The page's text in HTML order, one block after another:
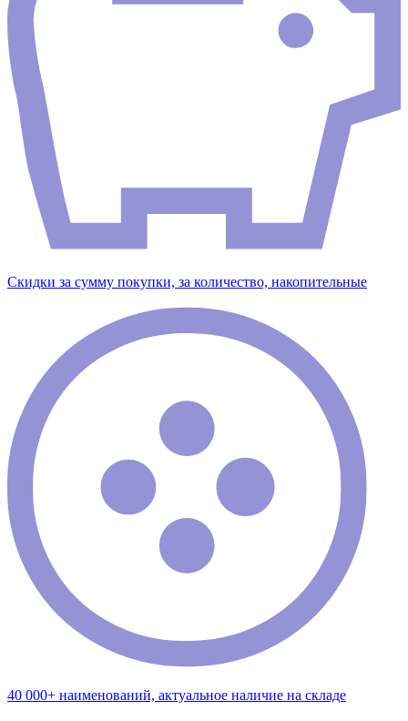
Скидки за сумму покупки, за количество, накопительные
40 000+ наименований, актуальное наличие на складе